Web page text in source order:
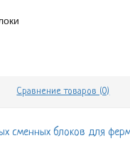
Сравнение товаров (0)